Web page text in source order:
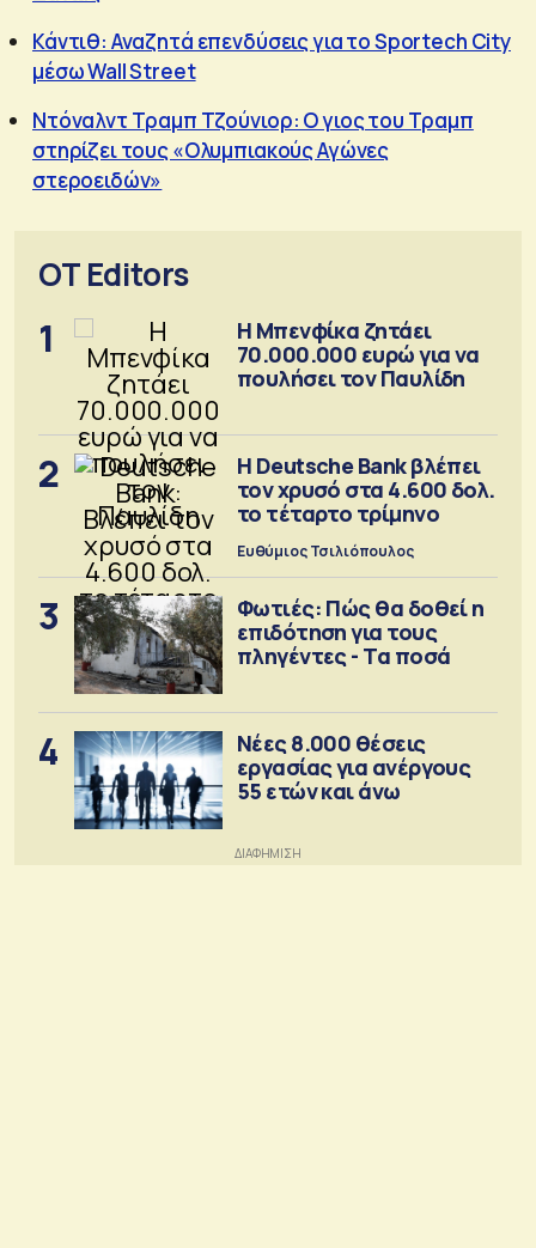
Κάντιθ: Αναζητά επενδύσεις για το Sportech City
μέσω Wall Street
Ντόναλντ Τραμπ Τζούνιορ: Ο γιος του Τραμπ
στηρίζει τους «Ολυμπιακούς Αγώνες
στεροειδών»
OT Editors
1
Η Μπενφίκα ζητάει
70.000.000 ευρώ για να
πουλήσει τον Παυλίδη
2
Η Deutsche Bank βλέπει
τον χρυσό στα 4.600 δολ.
το τέταρτο τρίμηνο
Ευθύμιος Τσιλιόπουλος
3
Φωτιές: Πώς θα δοθεί η
επιδότηση για τους
πληγέντες - Τα ποσά
4
Νέες 8.000 θέσεις
εργασίας για ανέργους
55 ετών και άνω